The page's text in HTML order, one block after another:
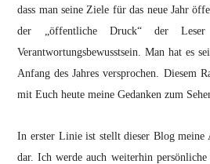
dass man seine Ziele für das neue Jahr
der „öffentliche Druck“ der
Verantwortungsbewusstsein. Man hat es
Anfang des Jahres versprochen. Diesem
mit Euch heute meine Gedanken zum
In erster Linie ist stellt dieser Blog meine
dar. Ich werde auch weiterhin